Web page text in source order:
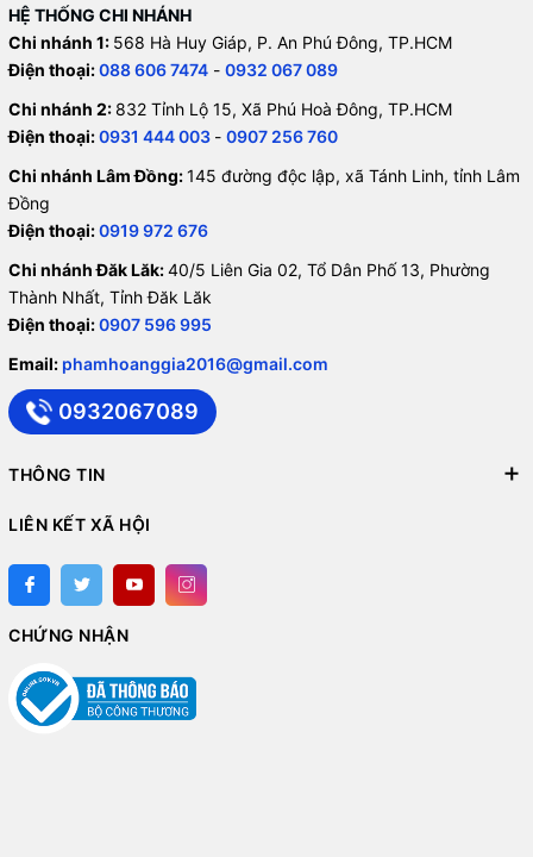
HỆ THỐNG CHI NHÁNH
Chi nhánh 1: 568 Hà Huy Giáp, P. An Phú Đông, TP.HCM
Điện thoại:088 606 7474 - 0932 067 089
Chi nhánh 2: 832 Tỉnh Lộ 15, Xã Phú Hoà Đông, TP.HCM
Điện thoại:0931 444 003 - 0907 256 760
Chi nhánh Lâm Đồng:145 đường độc lập, xã Tánh Linh, tỉnh Lâm
Đồng
Điện thoại:0919 972 676
Chi nhánh Đăk Lăk:40/5 Liên Gia 02, Tổ Dân Phố 13, Phường
Thành Nhất, Tỉnh Đăk Lăk
Điện thoại:0907 596 995
Email: phamhoanggia2016@gmail.com
0932067089
THÔNG TIN
LIÊN KẾT XÃ HỘI
CHỨNG NHẬN